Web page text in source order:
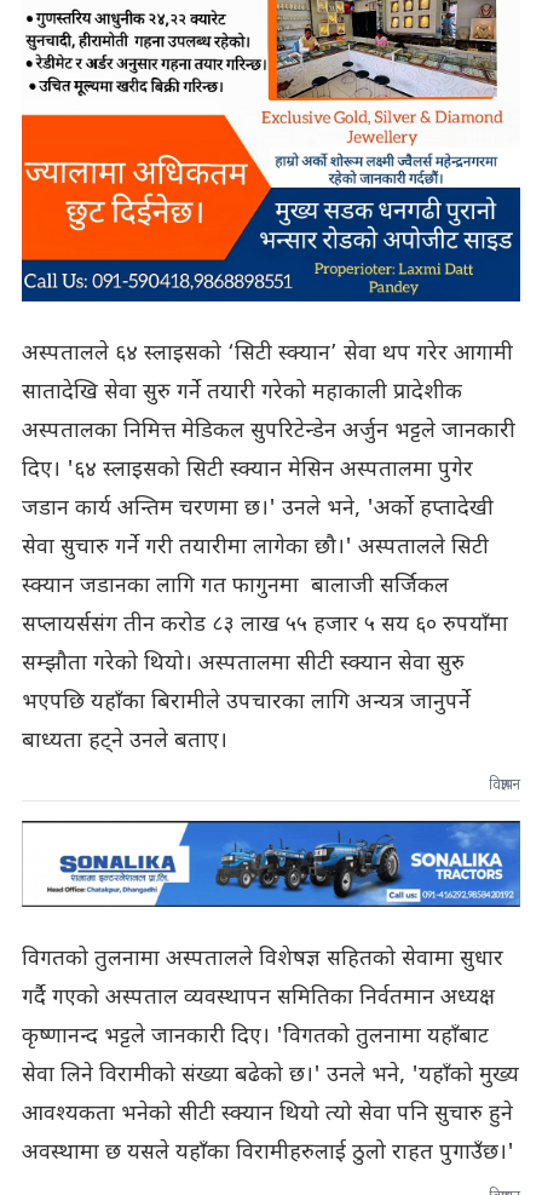
अस्पतालले ६४ स्लाइसको ‘सिटी स्क्यान’ सेवा थप गरेर आगामी
सातादेखि सेवा सुरु गर्ने तयारी गरेको महाकाली प्रादेशीक
अस्पतालका निमित्त मेडिकल सुपरिटेन्डेन अर्जुन भट्टले जानकारी
दिए। '६४ स्लाइसको सिटी स्क्यान मेसिन अस्पतालमा पुगेर
जडान कार्य अन्तिम चरणमा छ।' उनले भने, 'अर्को हप्तादेखी
सेवा सुचारु गर्ने गरी तयारीमा लागेका छौ।' अस्पतालले सिटी
स्क्यान जडानका लागि गत फागुनमा बालाजी सर्जिकल
सप्लायर्ससंग तीन करोड ८३ लाख ५५ हजार ५ सय ६० रुपयाँमा
सम्झौता गरेको थियो। अस्पतालमा सीटी स्क्यान सेवा सुरु
भएपछि यहाँका बिरामीले उपचारका लागि अन्यत्र जानुपर्ने
बाध्यता हट्ने उनले बताए।
विज्ञापन
विगतको तुलनामा अस्पतालले विशेषज्ञ सहितको सेवामा सुधार
गर्दै गएको अस्पताल व्यवस्थापन समितिका निर्वतमान अध्यक्ष
कृष्णानन्द भट्टले जानकारी दिए। 'विगतको तुलनामा यहाँबाट
सेवा लिने विरामीको संख्या बढेको छ।' उनले भने, 'यहाँको मुख्य
आवश्यकता भनेको सीटी स्क्यान थियो त्यो सेवा पनि सुचारु हुने
अवस्थामा छ यसले यहाँका विरामीहरुलाई ठुलो राहत पुगाउँछ।'